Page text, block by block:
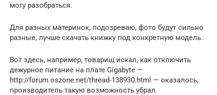
могу разобраться.
Для разных материнок, подозреваю, фото будут сильно
разные, лучше скачать книжку под конкретную модель.
Вот здесь, например, товарищ искал, как отключить
дежурное питание на плате Gigabyte —
http://forum.oszone.net/thread-138930.html — оказалось,
производитель такую возможность убрал.